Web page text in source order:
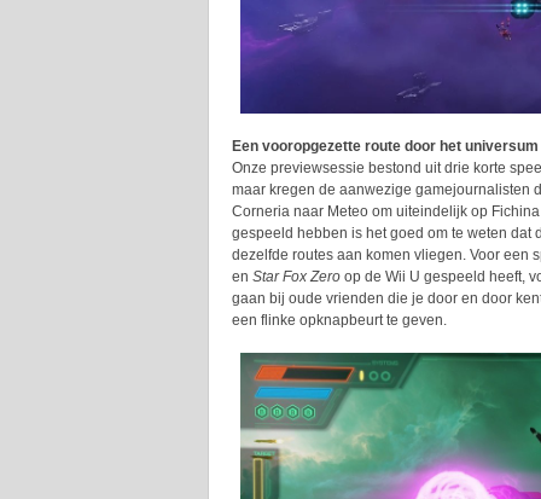
Een vooropgezette route door het universum
Onze previewsessie bestond uit drie korte
maar kregen de aanwezige gamejournalisten
Corneria naar Meteo om uiteindelijk op
gespeeld hebben is het goed om te weten
dezelfde routes aan komen vliegen. Voor een
en Star Fox Zero op de Wii U gespeeld heeft,
gaan bij oude vrienden die je door en door
een flinke opknapbeurt te geven.